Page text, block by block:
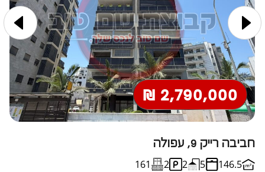
2,790,000 ₪
חביבה רייק 9, עפולה
146.5
5
2
2
161